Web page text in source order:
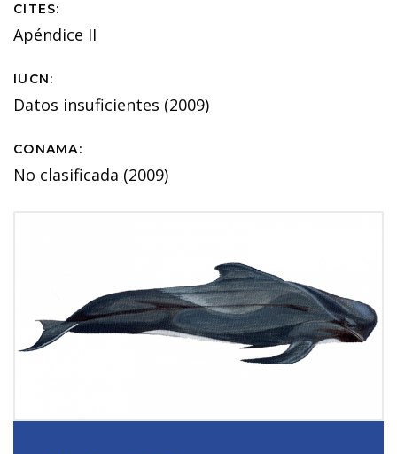
CITES:
Apéndice II
IUCN:
Datos insuficientes (2009)
CONAMA:
No clasificada (2009)